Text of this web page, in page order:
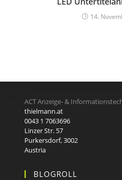
14.
ACT Anzeige- &
thielmann.at
0043 1 7063696
Linzer Str. 57
Purkersdorf,3002
Austria
BLOGROLL